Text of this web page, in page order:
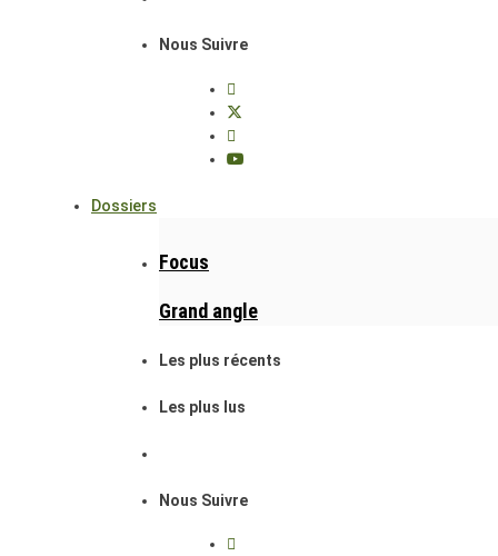
Nous Suivre
Dossiers
Focus
Grand angle
Les plus récents
Les plus lus
Nous Suivre